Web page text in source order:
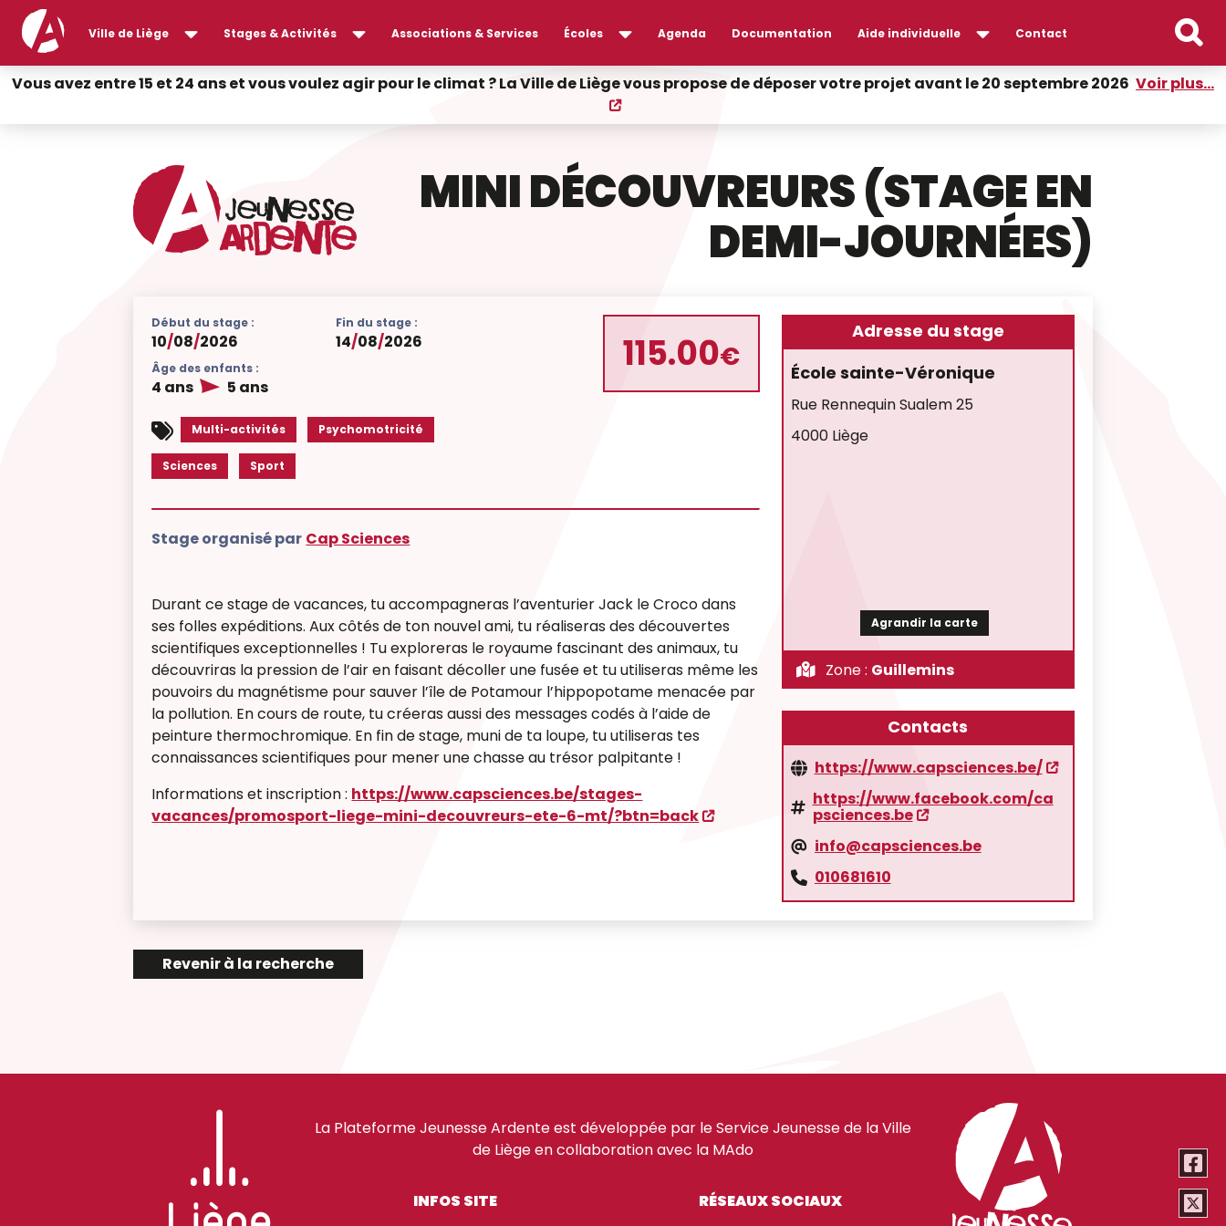
Ville de Liège Stages & Activités Associations & Services Écoles Agenda Documentation Aide individuelle Contact
Vous avez entre 15 et 24 ans et vous voulez agir pour le climat ? La Ville de Liège vous propose de déposer votre projet avant le 20 septembre 2026 Voir plus...
MINI DÉCOUVREURS (STAGE EN
DEMI-JOURNÉES)
Début du stage :
10/08/2026
Fin du stage :
14/08/2026
Âge des enfants :
4 ans 5 ans
Multi-activités Psychomotricité
Sciences Sport
115.00€
Stage organisé par Cap Sciences
Durant ce stage de vacances, tu accompagneras l’aventurier Jack le Croco dans
ses folles expéditions. Aux côtés de ton nouvel ami, tu réaliseras des découvertes
scientifiques exceptionnelles ! Tu exploreras le royaume fascinant des animaux, tu
découvriras la pression de l’air en faisant décoller une fusée et tu utiliseras même les
pouvoirs du magnétisme pour sauver l’île de Potamour l’hippopotame menacée par
la pollution. En cours de route, tu créeras aussi des messages codés à l’aide de
peinture thermochromique. En fin de stage, muni de ta loupe, tu utiliseras tes
connaissances scientifiques pour mener une chasse au trésor palpitante !
Informations et inscription : https://www.capsciences.be/stages-
vacances/promosport-liege-mini-decouvreurs-ete-6-mt/?btn=back
Adresse du stage
École sainte-Véronique
Rue Rennequin Sualem 25
4000 Liège
Agrandir la carte
Zone : Guillemins
Contacts
https://www.capsciences.be/
https://www.facebook.com/ca
psciences.be
info@capsciences.be
010681610
Revenir à la recherche
La Plateforme Jeunesse Ardente est développée par le Service Jeunesse de la Ville
de Liège en collaboration avec la MAdo
INFOS SITE
RÉSEAUX SOCIAUX